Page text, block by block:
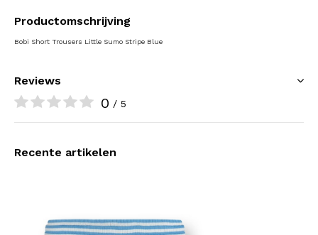
Productomschrijving
Bobi Short Trousers Little Sumo Stripe Blue
Reviews
0 / 5
Recente artikelen